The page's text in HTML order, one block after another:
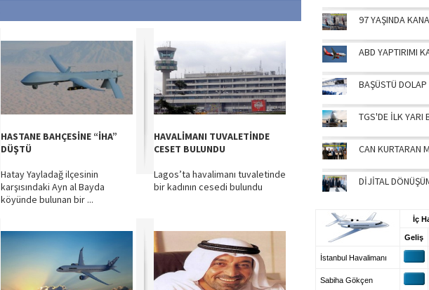
HASTANE BAHÇESİNE “İHA”
DÜŞTÜ
Hatay Yayladağ ilçesinin
karşısındaki Ayn al Bayda
köyünde bulunan bir ...
HAVALİMANI TUVALETİNDE
CESET BULUNDU
Lagos’ta havalimanı tuvaletinde
bir kadının cesedi bulundu
97 YAŞINDA
ABD YAPTIRIMI
BAŞÜSTÜ
TGS'DE İLK YARI
CAN KURTARAN
DİJİTAL
İç
Geliş
İstanbul Havalimanı
Sabiha Gökçen